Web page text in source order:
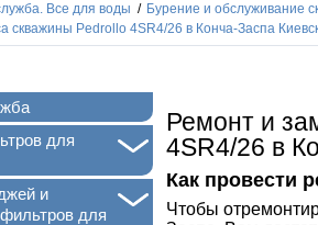
Все для воды / Бурение и обслуживание
скважины Pedrollo 4SR4/26 в Конча-Заспа
+
для
и
для
Ремонт и
4SR4/26 в
Как провести
Чтобы